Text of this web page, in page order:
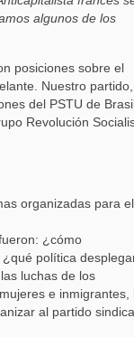
algunos de los
posiciones sobre el
Nuestro
del PSTU de
Revolución
organizadas para el
¿cómo
política
luchas de los
e inmigrantes,
al partido